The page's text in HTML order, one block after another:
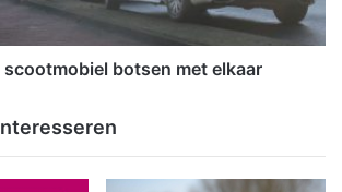
botsen met elkaar